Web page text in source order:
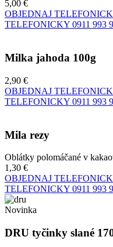
5,00 €
OBJEDNAJ
TELEFONICKY 0911 993
Milka jahoda 100g
2,90 €
OBJEDNAJ
TELEFONICKY 0911 993
Mila rezy
Oblátky polomáčané v
1,30 €
OBJEDNAJ
TELEFONICKY 0911 993
Novinka
DRU tyčinky slané